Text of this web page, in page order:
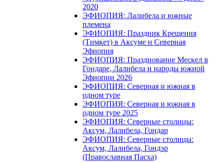
2020
ЭФИОПИЯ: Лалибела и южные
племена
ЭФИОПИЯ: Праздник Крещения
(Тимкет) в Аксуме и Северная
Эфиопия
ЭФИОПИЯ: Празднование Мескел в
Гондаре, Лалибела и народы южной
Эфиопии 2026
ЭФИОПИЯ: Северная и южная в
одном туре
ЭФИОПИЯ: Северная и южная в
одном туре 2025
ЭФИОПИЯ: Северные столицы:
Аксум, Лалибела, Гондар
ЭФИОПИЯ: Северные столицы:
Аксум, Лалибела, Гондэр
(Православная Пасха)